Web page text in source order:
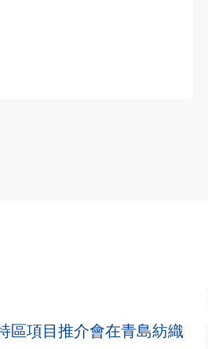
區項目推介會在青島紡織